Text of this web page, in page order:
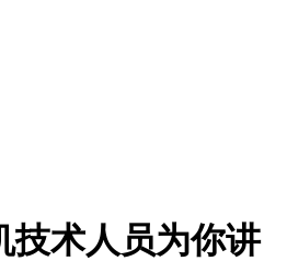
技术人员为你讲